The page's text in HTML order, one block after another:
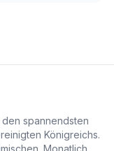
den spannendsten
Königreichs.
Monatlich